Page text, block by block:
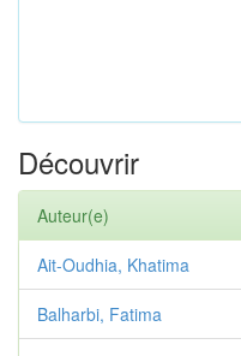
Découvrir
Auteur(e)
Ait-Oudhia, Khatima
Balharbi, Fatima